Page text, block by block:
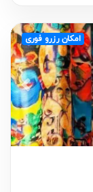
امکان رزرو فوری